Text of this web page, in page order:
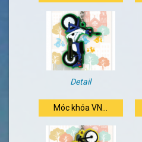
Detail
Móc khóa VN...